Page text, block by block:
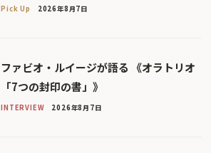
Pick Up 2026年8月7日
ファビオ・ルイージが語る 《オラトリオ
「7つの封印の書」》
INTERVIEW 2026年8月7日